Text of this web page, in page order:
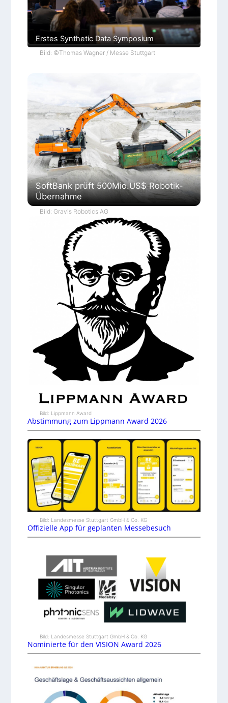
Erstes Synthetic Data Symposium
Bild: ©Thomas Wagner / Messe Stuttgart
SoftBank prüft 500Mio.US$ Robotik-
Übernahme
Bild: Gravis Robotics AG
Bild: Lippmann Award
Abstimmung zum Lippmann Award 2026
Bild: Landesmesse Stuttgart GmbH & Co. KG
Offizielle App für geplanten Messebesuch
Bild: Landesmesse Stuttgart GmbH & Co. KG
Nominierte für den VISION Award 2026